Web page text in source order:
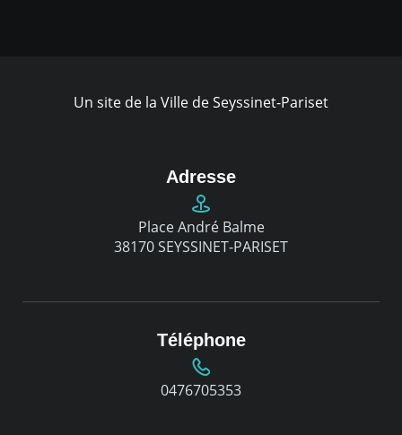
Un site de la Ville de Seyssinet-Pariset
Adresse
Place André Balme
38170 SEYSSINET-PARISET
Téléphone
0476705353